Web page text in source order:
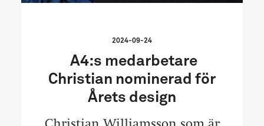
2024-09-24
A4:s medarbetare
Christian nominerad för
Årets design